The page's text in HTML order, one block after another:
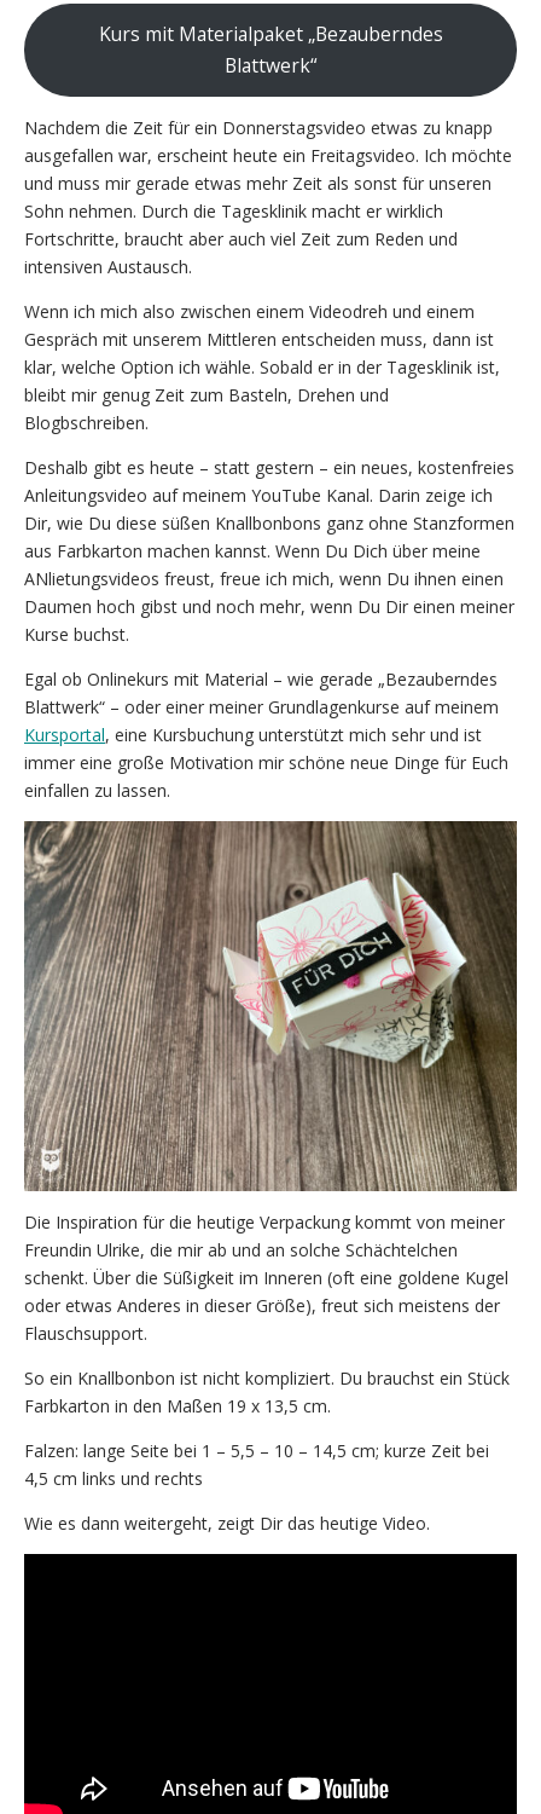
Kurs mit Materialpaket „Bezauberndes
Blattwerk“
Nachdem die Zeit für ein Donnerstagsvideo etwas zu knapp
ausgefallen war, erscheint heute ein Freitagsvideo. Ich möchte
und muss mir gerade etwas mehr Zeit als sonst für unseren
Sohn nehmen. Durch die Tagesklinik macht er wirklich
Fortschritte, braucht aber auch viel Zeit zum Reden und
intensiven Austausch.
Wenn ich mich also zwischen einem Videodreh und einem
Gespräch mit unserem Mittleren entscheiden muss, dann ist
klar, welche Option ich wähle. Sobald er in der Tagesklinik ist,
bleibt mir genug Zeit zum Basteln, Drehen und
Blogbschreiben.
Deshalb gibt es heute – statt gestern – ein neues, kostenfreies
Anleitungsvideo auf meinem YouTube Kanal. Darin zeige ich
Dir, wie Du diese süßen Knallbonbons ganz ohne Stanzformen
aus Farbkarton machen kannst. Wenn Du Dich über meine
ANlietungsvideos freust, freue ich mich, wenn Du ihnen einen
Daumen hoch gibst und noch mehr, wenn Du Dir einen meiner
Kurse buchst.
Egal ob Onlinekurs mit Material – wie gerade „Bezauberndes
Blattwerk“ – oder einer meiner Grundlagenkurse auf meinem
Kursportal, eine Kursbuchung unterstützt mich sehr und ist
immer eine große Motivation mir schöne neue Dinge für Euch
einfallen zu lassen.
Die Inspiration für die heutige Verpackung kommt von meiner
Freundin Ulrike, die mir ab und an solche Schächtelchen
schenkt. Über die Süßigkeit im Inneren (oft eine goldene Kugel
oder etwas Anderes in dieser Größe), freut sich meistens der
Flauschsupport.
So ein Knallbonbon ist nicht kompliziert. Du brauchst ein Stück
Farbkarton in den Maßen 19 x 13,5 cm.
Falzen: lange Seite bei 1 – 5,5 – 10 – 14,5 cm; kurze Zeit bei
4,5 cm links und rechts
Wie es dann weitergeht, zeigt Dir das heutige Video.